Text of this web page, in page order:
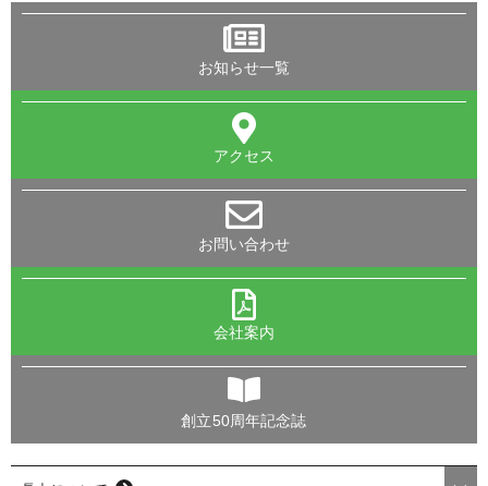
お知らせ一覧
アクセス
お問い合わせ
会社案内
創立50周年記念誌